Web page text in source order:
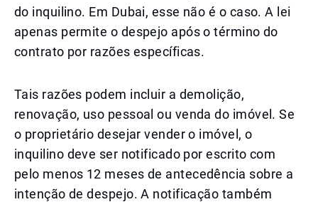
do inquilino. Em Dubai, esse não é o caso. A lei
apenas permite o despejo após o término do
contrato por razões específicas.
Tais razões podem incluir a demolição,
renovação, uso pessoal ou venda do imóvel. Se
o proprietário desejar vender o imóvel, o
inquilino deve ser notificado por escrito com
pelo menos 12 meses de antecedência sobre a
intenção de despejo. A notificação também